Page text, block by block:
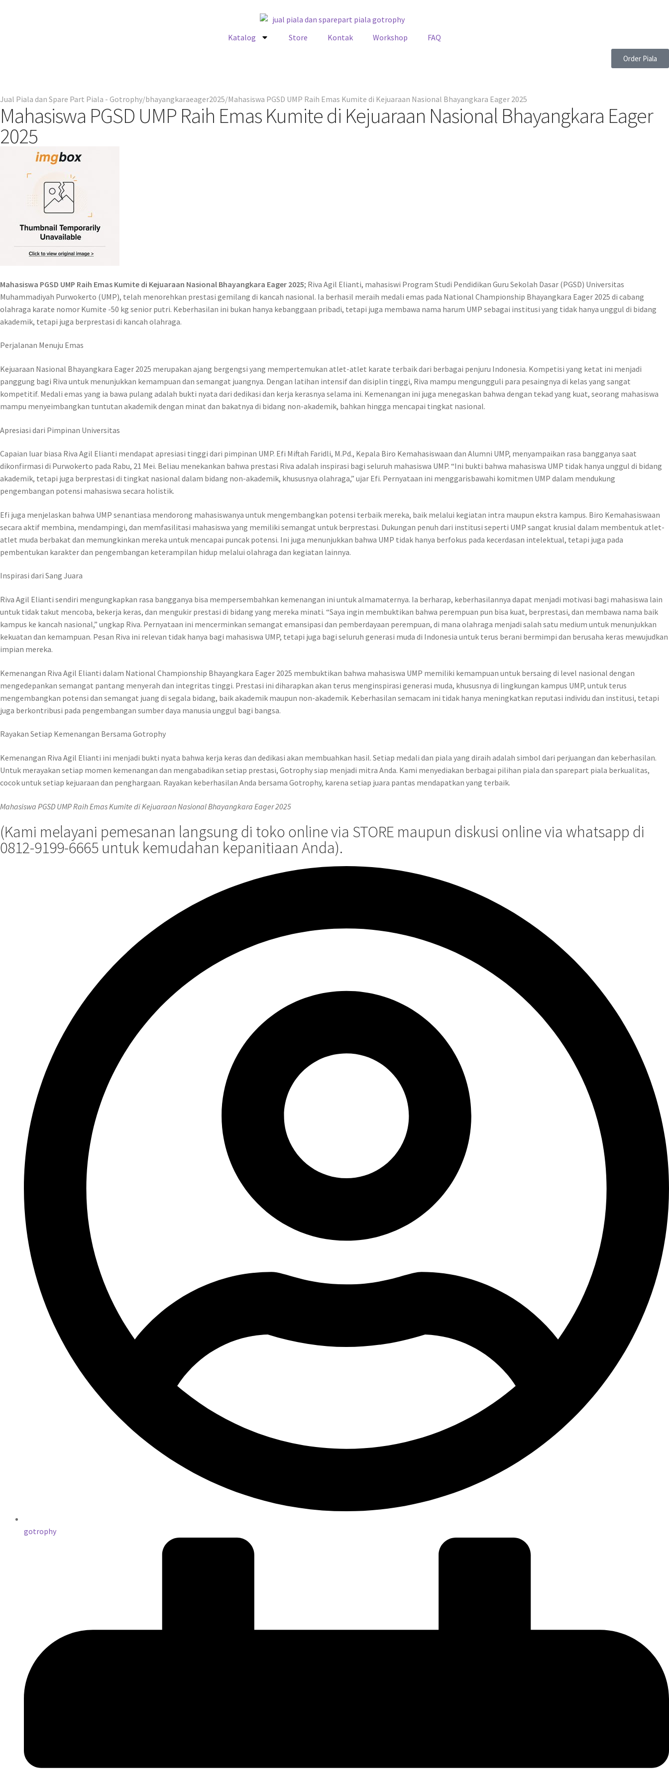
Katalog Store Kontak Workshop FAQ
Order Piala
Jual Piala dan Spare Part Piala - Gotrophy bhayangkaraeager2025 Mahasiswa PGSD UMP Raih Emas Kumite di Kejuaraan Nasional Bhayangkara Eager 2025
Mahasiswa PGSD UMP Raih Emas Kumite di Kejuaraan Nasional Bhayangkara Eager
2025
Mahasiswa PGSD UMP Raih Emas Kumite di Kejuaraan Nasional Bhayangkara Eager 2025; Riva Agil Elianti, mahasiswi Program Studi Pendidikan Guru Sekolah Dasar (PGSD) Universitas
Muhammadiyah Purwokerto (UMP), telah menorehkan prestasi gemilang di kancah nasional. Ia berhasil meraih medali emas pada National Championship Bhayangkara Eager 2025 di cabang
olahraga karate nomor Kumite -50 kg senior putri. Keberhasilan ini bukan hanya kebanggaan pribadi, tetapi juga membawa nama harum UMP sebagai institusi yang tidak hanya unggul di bidang
akademik, tetapi juga berprestasi di kancah olahraga.
Perjalanan Menuju Emas
Kejuaraan Nasional Bhayangkara Eager 2025 merupakan ajang bergengsi yang mempertemukan atlet-atlet karate terbaik dari berbagai penjuru Indonesia. Kompetisi yang ketat ini menjadi
panggung bagi Riva untuk menunjukkan kemampuan dan semangat juangnya. Dengan latihan intensif dan disiplin tinggi, Riva mampu mengungguli para pesaingnya di kelas yang sangat
kompetitif. Medali emas yang ia bawa pulang adalah bukti nyata dari dedikasi dan kerja kerasnya selama ini. Kemenangan ini juga menegaskan bahwa dengan tekad yang kuat, seorang mahasiswa
mampu menyeimbangkan tuntutan akademik dengan minat dan bakatnya di bidang non-akademik, bahkan hingga mencapai tingkat nasional.
Apresiasi dari Pimpinan Universitas
Capaian luar biasa Riva Agil Elianti mendapat apresiasi tinggi dari pimpinan UMP. Efi Miftah Faridli, M.Pd., Kepala Biro Kemahasiswaan dan Alumni UMP, menyampaikan rasa bangganya saat
dikonfirmasi di Purwokerto pada Rabu, 21 Mei. Beliau menekankan bahwa prestasi Riva adalah inspirasi bagi seluruh mahasiswa UMP. “Ini bukti bahwa mahasiswa UMP tidak hanya unggul di bidang
akademik, tetapi juga berprestasi di tingkat nasional dalam bidang non-akademik, khususnya olahraga,” ujar Efi. Pernyataan ini menggarisbawahi komitmen UMP dalam mendukung
pengembangan potensi mahasiswa secara holistik.
Efi juga menjelaskan bahwa UMP senantiasa mendorong mahasiswanya untuk mengembangkan potensi terbaik mereka, baik melalui kegiatan intra maupun ekstra kampus. Biro Kemahasiswaan
secara aktif membina, mendampingi, dan memfasilitasi mahasiswa yang memiliki semangat untuk berprestasi. Dukungan penuh dari institusi seperti UMP sangat krusial dalam membentuk atlet-
atlet muda berbakat dan memungkinkan mereka untuk mencapai puncak potensi. Ini juga menunjukkan bahwa UMP tidak hanya berfokus pada kecerdasan intelektual, tetapi juga pada
pembentukan karakter dan pengembangan keterampilan hidup melalui olahraga dan kegiatan lainnya.
Inspirasi dari Sang Juara
Riva Agil Elianti sendiri mengungkapkan rasa bangganya bisa mempersembahkan kemenangan ini untuk almamaternya. Ia berharap, keberhasilannya dapat menjadi motivasi bagi mahasiswa lain
untuk tidak takut mencoba, bekerja keras, dan mengukir prestasi di bidang yang mereka minati. “Saya ingin membuktikan bahwa perempuan pun bisa kuat, berprestasi, dan membawa nama baik
kampus ke kancah nasional,” ungkap Riva. Pernyataan ini mencerminkan semangat emansipasi dan pemberdayaan perempuan, di mana olahraga menjadi salah satu medium untuk menunjukkan
kekuatan dan kemampuan. Pesan Riva ini relevan tidak hanya bagi mahasiswa UMP, tetapi juga bagi seluruh generasi muda di Indonesia untuk terus berani bermimpi dan berusaha keras mewujudkan
impian mereka.
Kemenangan Riva Agil Elianti dalam National Championship Bhayangkara Eager 2025 membuktikan bahwa mahasiswa UMP memiliki kemampuan untuk bersaing di level nasional dengan
mengedepankan semangat pantang menyerah dan integritas tinggi. Prestasi ini diharapkan akan terus menginspirasi generasi muda, khususnya di lingkungan kampus UMP, untuk terus
mengembangkan potensi dan semangat juang di segala bidang, baik akademik maupun non-akademik. Keberhasilan semacam ini tidak hanya meningkatkan reputasi individu dan institusi, tetapi
juga berkontribusi pada pengembangan sumber daya manusia unggul bagi bangsa.
Rayakan Setiap Kemenangan Bersama Gotrophy
Kemenangan Riva Agil Elianti ini menjadi bukti nyata bahwa kerja keras dan dedikasi akan membuahkan hasil. Setiap medali dan piala yang diraih adalah simbol dari perjuangan dan keberhasilan.
Untuk merayakan setiap momen kemenangan dan mengabadikan setiap prestasi, Gotrophy siap menjadi mitra Anda. Kami menyediakan berbagai pilihan piala dan sparepart piala berkualitas,
cocok untuk setiap kejuaraan dan penghargaan. Rayakan keberhasilan Anda bersama Gotrophy, karena setiap juara pantas mendapatkan yang terbaik.
Mahasiswa PGSD UMP Raih Emas Kumite di Kejuaraan Nasional Bhayangkara Eager 2025
(Kami melayani pemesanan langsung di toko online via STORE maupun diskusi online via whatsapp di
0812-9199-6665 untuk kemudahan kepanitiaan Anda).
gotrophy